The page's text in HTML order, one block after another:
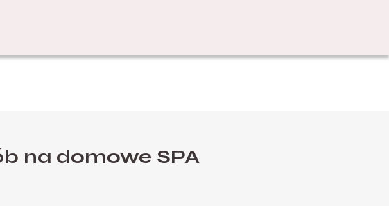
na domowe SPA